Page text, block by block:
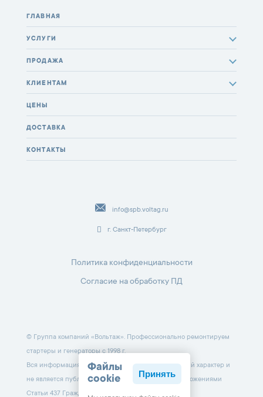
ГЛАВНАЯ
УСЛУГИ
ПРОДАЖА
КЛИЕНТАМ
ЦЕНЫ
ДОСТАВКА
КОНТАКТЫ
info@spb.voltag.ru
г. Санкт-Петербург
Политика конфиденциальности
Согласие на обработку ПД
© Группа компаний «Вольтаж». Профессионально ремонтируем
стартеры и генераторы с 1998 г.
Вся информация на данном сайте носит справочный характер и
не является публичной офертой, определяемой положениями
Статьи 437 Гражданского кодекса РФ.
Файлы
cookie
Принять